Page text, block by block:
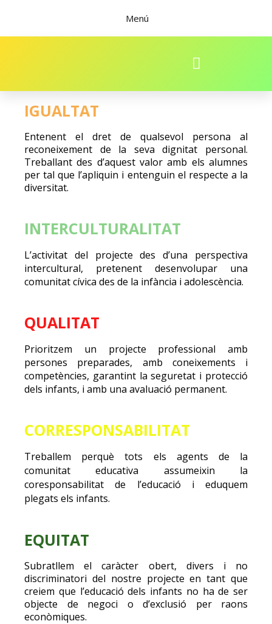
Menú
IGUALTAT
Entenent el dret de qualsevol persona al
reconeixement de la seva dignitat personal.
Treballant des d’aquest valor amb els alumnes
per tal que l’apliquin i entenguin el respecte a la
diversitat.
INTERCULTURALITAT
L’activitat del projecte des d’una perspectiva
intercultural, pretenent desenvolupar una
comunitat cívica des de la infància i adolescència.
QUALITAT
Prioritzem un projecte professional amb
persones preparades, amb coneixements i
competències, garantint la seguretat i protecció
dels infants, i amb una avaluació permanent.
CORRESPONSABILITAT
Treballem perquè tots els agents de la
comunitat educativa assumeixin la
coresponsabilitat de l’educació i eduquem
plegats els infants.
EQUITAT
Subratllem el caràcter obert, divers i no
discriminatori del nostre projecte en tant que
creiem que l’educació dels infants no ha de ser
objecte de negoci o d’exclusió per raons
econòmiques.